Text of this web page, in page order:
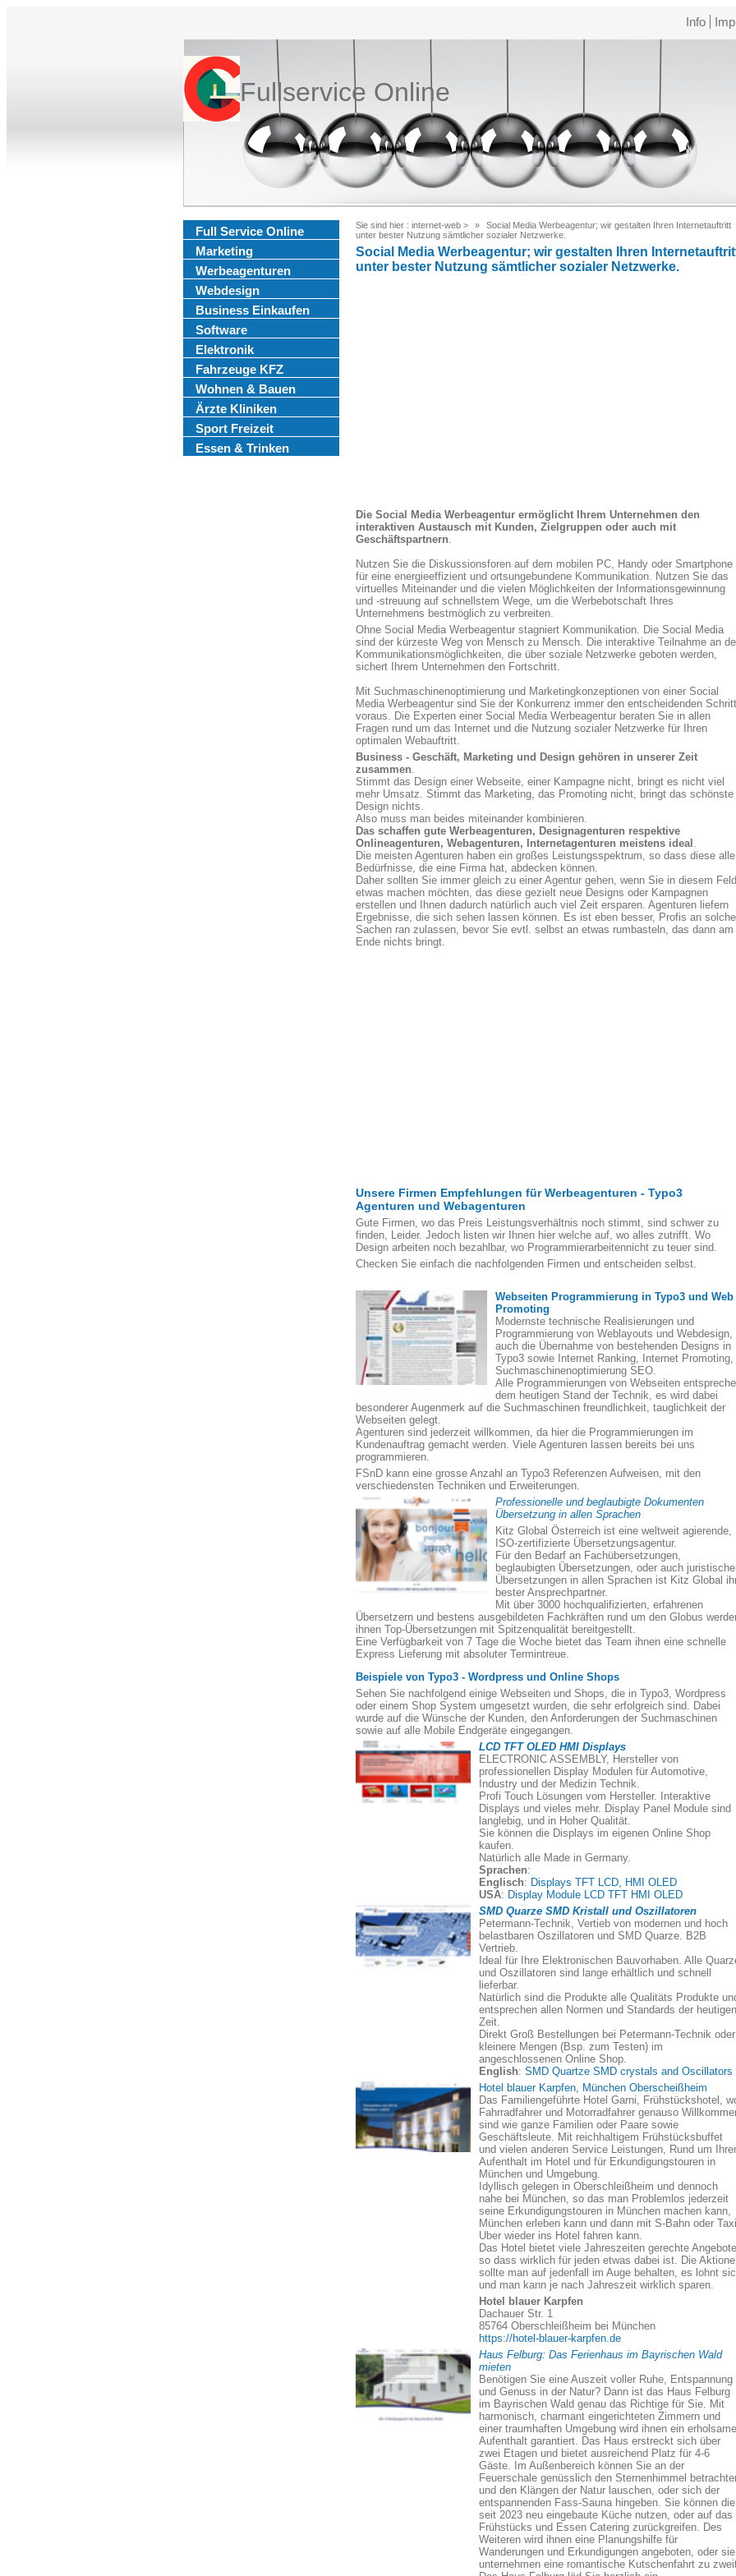
Info
Fullservice Online
Full Service Online
Marketing
Werbeagenturen
Webdesign
Business Einkaufen
Software
Elektronik
Fahrzeuge KFZ
Wohnen & Bauen
Ärzte Kliniken
Sport Freizeit
Essen & Trinken
Sie sind hier : internet-web >
Social Media Werbeagentur; wir gestalten Ihren Internetauftritt
unter bester Nutzung sämtlicher sozialer Netzwerke.
Social Media Werbeagentur; wir gestalten Ihren
unter bester Nutzung sämtlicher sozialer Netzwerke.
Die Social Media Werbeagentur ermöglicht Ihrem Unternehmen den
interaktiven Austausch mit Kunden, Zielgruppen oder auch mit
Geschäftspartnern.
Nutzen Sie die Diskussionsforen auf dem mobilen PC, Handy oder Smartphone
für eine energieeffizient und ortsungebundene Kommunikation. Nutzen Sie das
virtuelles Miteinander und die vielen Möglichkeiten der Informationsgewinnung
und -streuung auf schnellstem Wege, um die Werbebotschaft Ihres
Unternehmens bestmöglich zu verbreiten.
Ohne Social Media Werbeagentur stagniert Kommunikation. Die Social Media
sind der kürzeste Weg von Mensch zu Mensch. Die interaktive Teilnahme an
Kommunikationsmöglichkeiten, die über soziale Netzwerke geboten werden,
sichert Ihrem Unternehmen den Fortschritt.
Mit Suchmaschinenoptimierung und Marketingkonzeptionen von einer Social
Media Werbeagentur sind Sie der Konkurrenz immer den entscheidenden Schritt
voraus. Die Experten einer Social Media Werbeagentur beraten Sie in allen
Fragen rund um das Internet und die Nutzung sozialer Netzwerke für Ihren
optimalen Webauftritt.
Business - Geschäft, Marketing und Design gehören in unserer Zeit
zusammen.
Stimmt das Design einer Webseite, einer Kampagne nicht, bringt es nicht viel
mehr Umsatz. Stimmt das Marketing, das Promoting nicht, bringt das schönste
Design nichts.
Also muss man beides miteinander kombinieren.
Das schaffen gute Werbeagenturen, Designagenturen respektive
Onlineagenturen, Webagenturen, Internetagenturen meistens ideal .
Die meisten Agenturen haben ein großes Leistungsspektrum, so dass diese alle
Bedürfnisse, die eine Firma hat, abdecken können.
Daher sollten Sie immer gleich zu einer Agentur gehen, wenn Sie in diesem Feld
etwas machen möchten, das diese gezielt neue Designs oder Kampagnen
erstellen und Ihnen dadurch natürlich auch viel Zeit ersparen. Agenturen liefern
Ergebnisse, die sich sehen lassen können. Es ist eben besser, Profis an solche
Sachen ran zulassen, bevor Sie evtl. selbst an etwas rumbasteln, das dann am
Ende nichts bringt.
Unsere Firmen Empfehlungen für Werbeagenturen - Typo3
Agenturen und Webagenturen
Gute Firmen, wo das Preis Leistungsverhältnis noch stimmt, sind schwer zu
finden, Leider. Jedoch listen wir Ihnen hier welche auf, wo alles zutrifft. Wo
Design arbeiten noch bezahlbar, wo Programmierarbeitennicht zu teuer sind.
Checken Sie einfach die nachfolgenden Firmen und entscheiden selbst.
Webseiten Programmierung in Typo3 und Web
Promoting
Modernste technische Realisierungen und
Programmierung von Weblayouts und Webdesign,
auch die Übernahme von bestehenden Designs in
Typo3 sowie Internet Ranking, Internet Promoting,
Suchmaschinenoptimierung SEO.
Alle Programmierungen von Webseiten
dem heutigen Stand der Technik, es wird dabei
besonderer Augenmerk auf die Suchmaschinen freundlichkeit, tauglichkeit der
Webseiten gelegt.
Agenturen sind jederzeit willkommen, da hier die Programmierungen im
Kundenauftrag gemacht werden. Viele Agenturen lassen bereits bei uns
programmieren.
FSnD kann eine grosse Anzahl an Typo3 Referenzen Aufweisen, mit den
verschiedensten Techniken und Erweiterungen.
Professionelle und beglaubigte Dokumenten
Übersetzung in allen Sprachen
Kitz Global Österreich ist eine weltweit agierende,
ISO-zertifizierte Übersetzungsagentur.
Für den Bedarf an Fachübersetzungen,
beglaubigten Übersetzungen, oder auch
Übersetzungen in allen Sprachen ist Kitz Global
bester Ansprechpartner.
Mit über 3000 hochqualifizierten, erfahrenen
Übersetzern und bestens ausgebildeten Fachkräften rund um den Globus
ihnen Top-Übersetzungen mit Spitzenqualität bereitgestellt.
Eine Verfügbarkeit von 7 Tage die Woche bietet das Team ihnen eine schnelle
Express Lieferung mit absoluter Termintreue.
Beispiele von Typo3 - Wordpress und Online Shops
Sehen Sie nachfolgend einige Webseiten und Shops, die in Typo3, Wordpress
oder einem Shop System umgesetzt wurden, die sehr erfolgreich sind. Dabei
wurde auf die Wünsche der Kunden, den Anforderungen der Suchmaschinen
sowie auf alle Mobile Endgeräte eingegangen.
LCD TFT OLED HMI Displays
ELECTRONIC ASSEMBLY, Hersteller von
professionellen Display Modulen für Automotive,
Industry und der Medizin Technik.
Profi Touch Lösungen vom Hersteller. Interaktive
Displays und vieles mehr. Display Panel Module sind
langlebig, und in Hoher Qualität.
Sie können die Displays im eigenen Online Shop
kaufen.
Natürlich alle Made in Germany.
Sprachen:
Englisch: Displays TFT LCD, HMI OLED
USA: Display Module LCD TFT HMI OLED
SMD Quarze SMD Kristall und Oszillatoren
Petermann-Technik, Vertieb von modernen und hoch
belastbaren Oszillatoren und SMD Quarze. B2B
Vertrieb.
Ideal für Ihre Elektronischen Bauvorhaben. Alle
und Oszillatoren sind lange erhältlich und schnell
lieferbar.
Natürlich sind die Produkte alle Qualitäts Produkte
entsprechen allen Normen und Standards der heutigen
Zeit.
Direkt Groß Bestellungen bei Petermann-Technik oder
kleinere Mengen (Bsp. zum Testen) im
angeschlossenen Online Shop.
English: SMD Quartze SMD crystals and Oscillators
Hotel blauer Karpfen, München Oberscheißheim
Das Familiengeführte Hotel Garni, Frühstückshotel,
Fahrradfahrer und Motorradfahrer genauso
sind wie ganze Familien oder Paare sowie
Geschäftsleute. Mit reichhaltigem Frühstücksbuffet
und vielen anderen Service Leistungen, Rund um
Aufenthalt im Hotel und für Erkundigungstouren in
München und Umgebung.
Idyllisch gelegen in Oberschleißheim und dennoch
nahe bei München, so das man Problemlos jederzeit
seine Erkundigungstouren in München machen kann,
München erleben kann und dann mit S-Bahn oder
Uber wieder ins Hotel fahren kann.
Das Hotel bietet viele Jahreszeiten gerechte
so dass wirklich für jeden etwas dabei ist. Die
sollte man auf jedenfall im Auge behalten, es lohnt
und man kann je nach Jahreszeit wirklich sparen.
Hotel blauer Karpfen
Dachauer Str. 1
85764 Oberschleißheim bei München
https://hotel-blauer-karpfen.de
Haus Felburg: Das Ferienhaus im Bayrischen Wald
mieten
Benötigen Sie eine Auszeit voller Ruhe, Entspannung
und Genuss in der Natur? Dann ist das Haus Felburg
im Bayrischen Wald genau das Richtige für Sie. Mit
harmonisch, charmant eingerichteten Zimmern und
einer traumhaften Umgebung wird ihnen ein
Aufenthalt garantiert. Das Haus erstreckt sich über
zwei Etagen und bietet ausreichend Platz für 4-6
Gäste. Im Außenbereich können Sie an der
Feuerschale genüsslich den Sternenhimmel
und den Klängen der Natur lauschen, oder sich der
entspannenden Fass-Sauna hingeben. Sie können die
seit 2023 neu eingebaute Küche nutzen, oder auf das
Frühstücks und Essen Catering zurückgreifen. Des
Weiteren wird ihnen eine Planungshilfe für
Wanderungen und Erkundigungen angeboten, oder sie
unternehmen eine romantische Kutschenfahrt zu